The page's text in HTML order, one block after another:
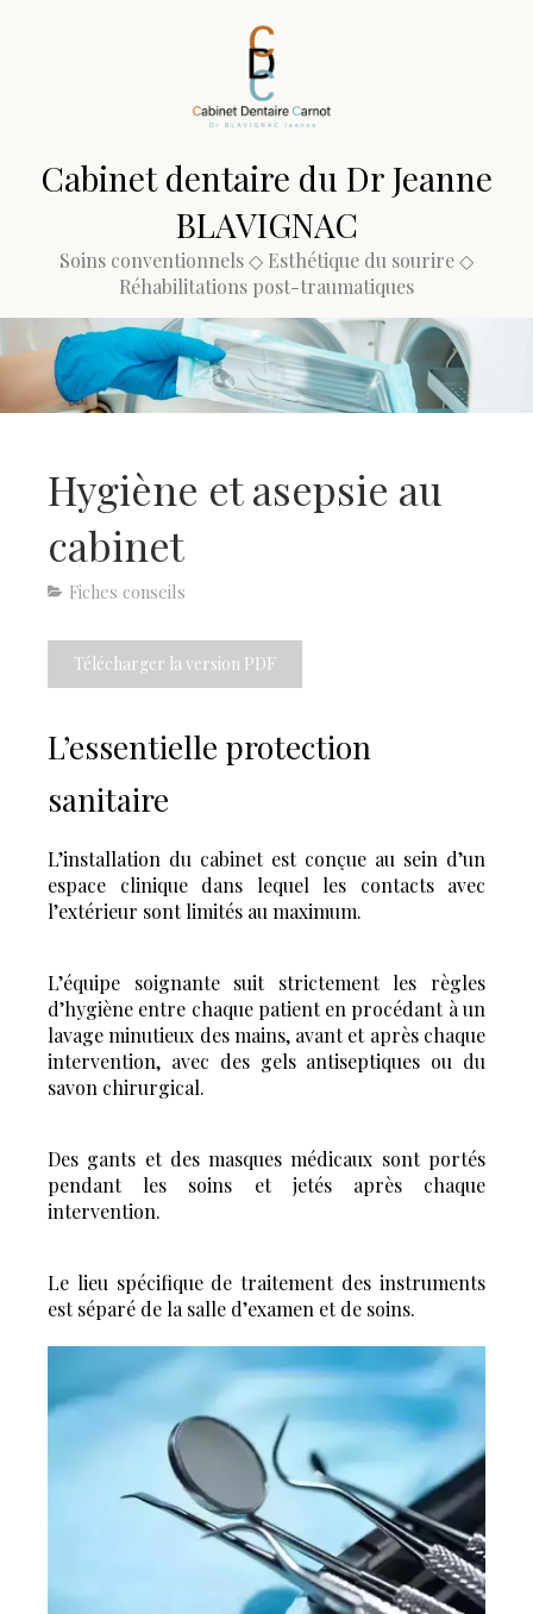
Cabinet dentaire du Dr Jeanne
BLAVIGNAC
Soins conventionnels ◇ Esthétique du sourire ◇
Réhabilitations post-traumatiques
Hygiène et asepsie au
cabinet
Fiches conseils
Télécharger la version PDF
L’essentielle protection
sanitaire
L’installation du cabinet est conçue au sein d’un
espace clinique dans lequel les contacts avec
l’extérieur sont limités au maximum.
L’équipe soignante suit strictement les règles
d’hygiène entre chaque patient en procédant à un
lavage minutieux des mains, avant et après chaque
intervention, avec des gels antiseptiques ou du
savon chirurgical.
Des gants et des masques médicaux sont portés
pendant les soins et jetés après chaque
intervention.
Le lieu spécifique de traitement des instruments
est séparé de la salle d’examen et de soins.